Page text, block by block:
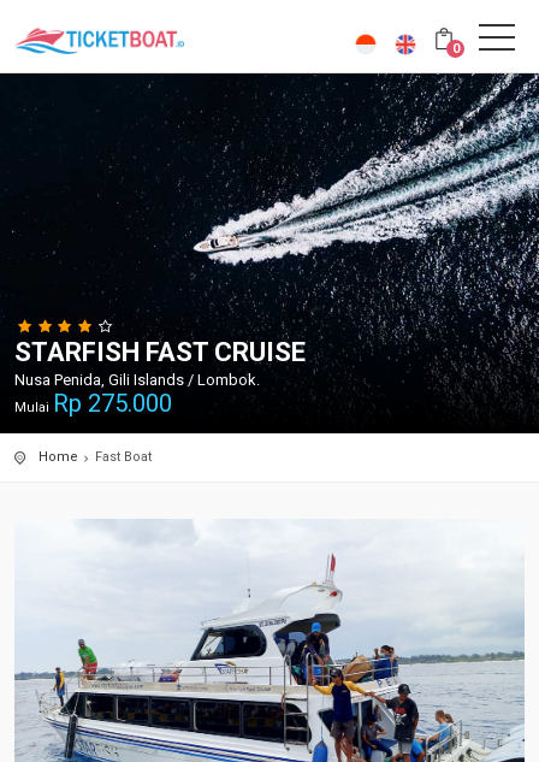
0
STARFISH FAST CRUISE
Nusa Penida, Gili Islands / Lombok.
Mulai Rp 275.000
Home Fast Boat